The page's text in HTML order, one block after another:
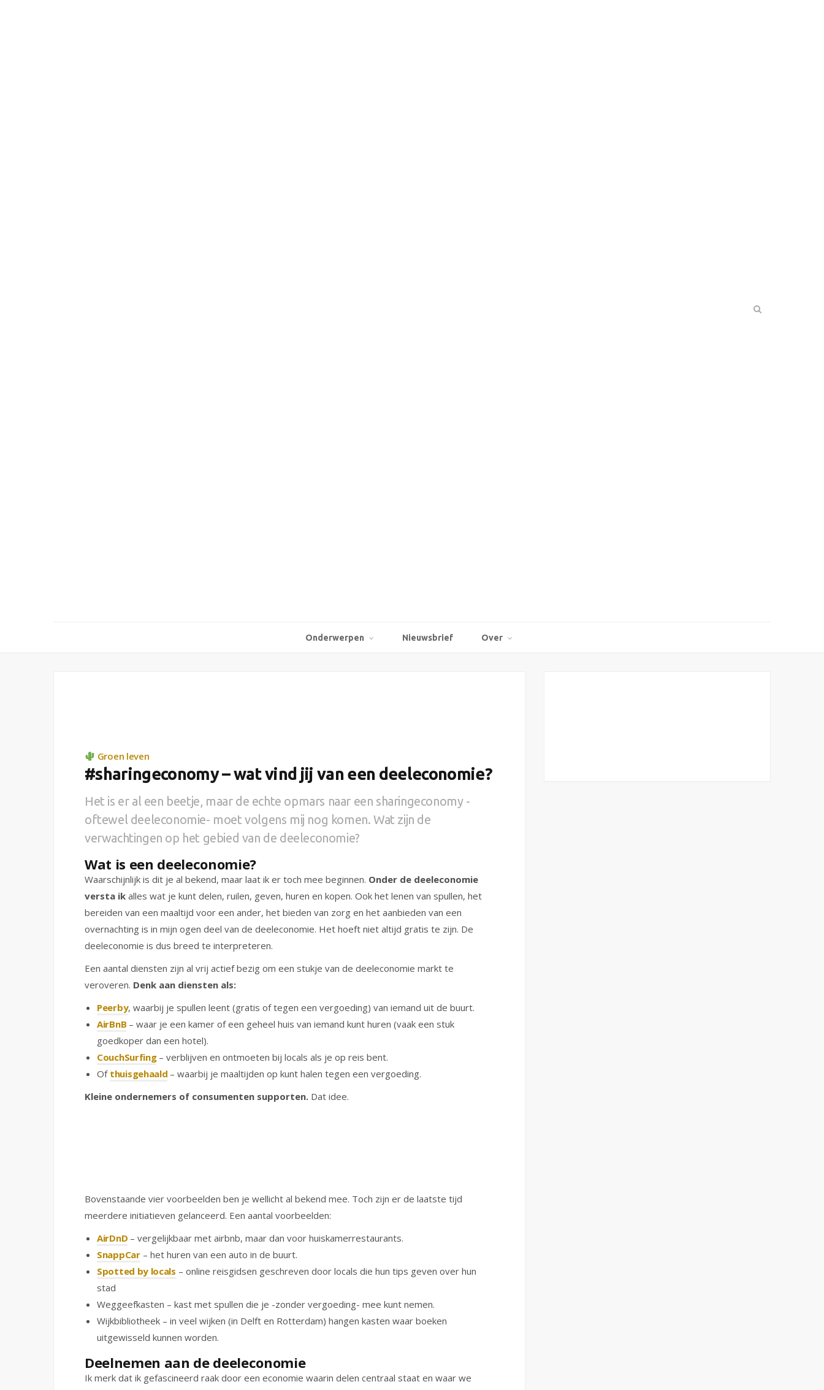
Onderwerpen Nieuwsbrief Over
Groen leven
#sharingeconomy – wat vind jij van een deeleconomie?
Het is er al een beetje, maar de echte opmars naar een sharingeconomy -
oftewel deeleconomie- moet volgens mij nog komen. Wat zijn de
verwachtingen op het gebied van de deeleconomie?
Wat is een deeleconomie?
Waarschijnlijk is dit je al bekend, maar laat ik er toch mee beginnen. Onder de deeleconomie
versta ik alles wat je kunt delen, ruilen, geven, huren en kopen. Ook het lenen van spullen, het
bereiden van een maaltijd voor een ander, het bieden van zorg en het aanbieden van een
overnachting is in mijn ogen deel van de deeleconomie. Het hoeft niet altijd gratis te zijn. De
deeleconomie is dus breed te interpreteren.
Een aantal diensten zijn al vrij actief bezig om een stukje van de deeleconomie markt te
veroveren. Denk aan diensten als:
Peerby, waarbij je spullen leent (gratis of tegen een vergoeding) van iemand uit de buurt.
AirBnB – waar je een kamer of een geheel huis van iemand kunt huren (vaak een stuk
goedkoper dan een hotel).
CouchSurfing– verblijven en ontmoeten bij locals als je op reis bent.
Of thuisgehaald – waarbij je maaltijden op kunt halen tegen een vergoeding.
Kleine ondernemers of consumenten supporten. Dat idee.
Bovenstaande vier voorbeelden ben je wellicht al bekend mee. Toch zijn er de laatste tijd
meerdere initiatieven gelanceerd. Een aantal voorbeelden:
AirDnD – vergelijkbaar met airbnb, maar dan voor huiskamerrestaurants.
SnappCar– het huren van een auto in de buurt.
Spotted by locals – online reisgidsen geschreven door locals die hun tips geven over hun
stad
Weggeefkasten – kast met spullen die je -zonder vergoeding- mee kunt nemen.
Wijkbibliotheek – in veel wijken (in Delft en Rotterdam) hangen kasten waar boeken
uitgewisseld kunnen worden.
Deelnemen aan de deeleconomie
Ik merk dat ik gefascineerd raak door een economie waarin delen centraal staat en waar we